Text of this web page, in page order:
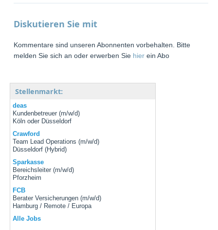
Diskutieren Sie mit
Kommentare sind unseren Abonnenten vorbehalten. Bitte
melden Sie sich an oder erwerben Sie hier ein Abo
Stellenmarkt:
deas
Kundenbetreuer (m/w/d)
Köln oder Düsseldorf
Crawford
Team Lead Operations (m/w/d)
Düsseldorf (Hybrid)
Sparkasse
Bereichsleiter (m/w/d)
Pforzheim
FCB
Berater Versicherungen (m/w/d)
Hamburg / Remote / Europa
Alle Jobs